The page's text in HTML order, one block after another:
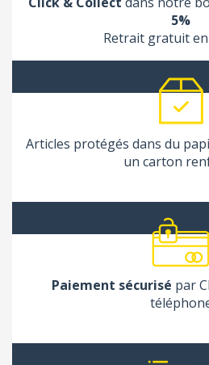
5%
Retrait gratuit
Articles protégés dans du
un carton
Paiement sécurisé par